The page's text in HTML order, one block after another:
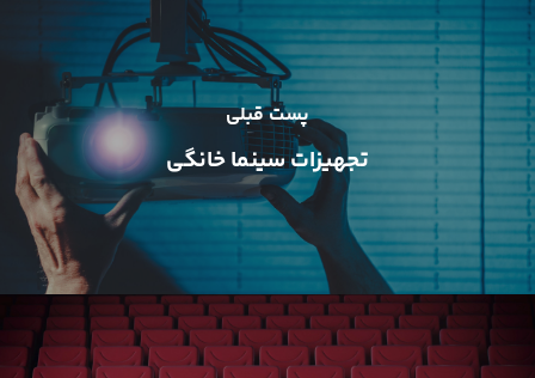
پست قبلی
تجهیزات سینما خانگی